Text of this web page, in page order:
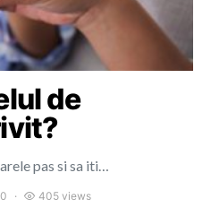
de
pas si sa iti…
405 views